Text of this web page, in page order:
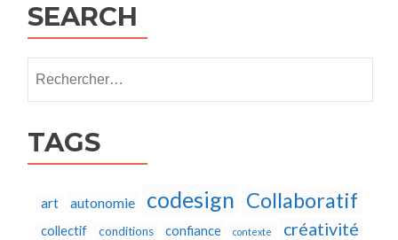
SEARCH
TAGS
art autonomie codesign Collaboratif
collectif conditions confiance contexte créativité